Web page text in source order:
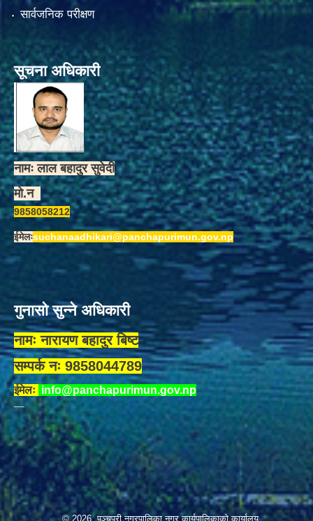
सार्वजनिक परीक्षण
सूचना अधिकारी
नामः लाल बहादुर सुवेदी
मो.न
9858058212
ईमेलःsuchanaadhikari@panchapurimun.gov.np
गुनासो सुन्ने अधिकारी
नामः नारायण बहादुर बिष्ट
सम्पर्क नः 9858044789
ईमेलः info@panchapurimun.gov.np
© 2026 पञ्चपुरी नगरपालिका नगर कार्यपालिकाको कार्यालय